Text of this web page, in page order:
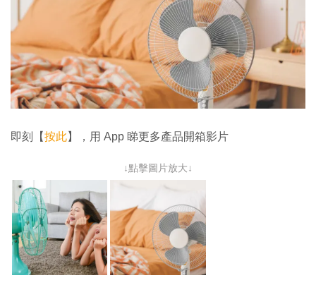
即刻【按此】，用 App 睇更多產品開箱影片
↓點擊圖片放大↓